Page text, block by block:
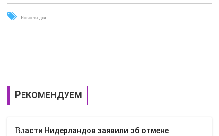
Новости дня
РЕКОМЕНДУЕМ
Власти Нидерландов заявили об отмене